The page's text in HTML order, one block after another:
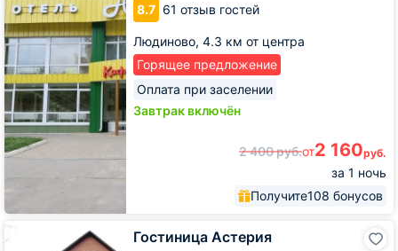
8.7 61 отзыв гостей
Людиново, 4.3 км от центра
Горящее предложение
Оплата при заселении
Завтрак включён
2 400руб.от2 160руб.
за 1 ночь
Получите108 бонусов
Гостиница Астерия
Гостиница
Астерия